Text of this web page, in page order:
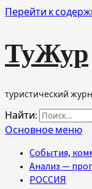
Перейти к
ТуЖур
туристический
Найти:
Основное меню
События,
Анализ —
РОССИЯ